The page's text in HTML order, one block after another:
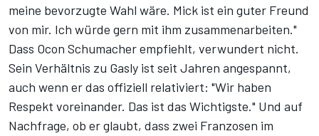
meine bevorzugte Wahl wäre. Mick ist ein guter Freund
von mir. Ich würde gern mit ihm zusammenarbeiten."
Dass Ocon Schumacher empfiehlt, verwundert nicht.
Sein Verhältnis zu Gasly ist seit Jahren angespannt,
auch wenn er das offiziell relativiert: "Wir haben
Respekt voreinander. Das ist das Wichtigste." Und auf
Nachfrage, ob er glaubt, dass zwei Franzosen im